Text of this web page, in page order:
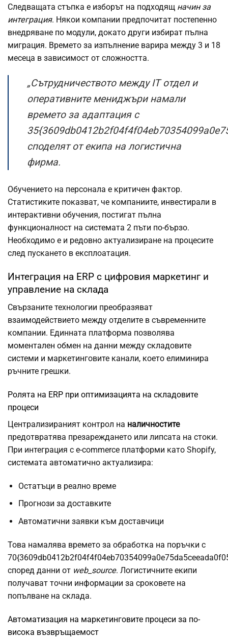
Следващата стъпка е изборът на подходящ начин за
интеграция. Някои компании предпочитат постепенно
внедряване по модули, докато други избират пълна
миграция. Времето за изпълнение варира между 3 и 18
месеца в зависимост от сложността.
„Сътрудничеството между IT отдел и
оперативните мениджъри намали
времето за адаптация с
споделят от екипа на логистична
фирма.
Обучението на персонала е критичен фактор.
Статистиките показват, че компаниите, инвестирали в
интерактивни обучения, постигат пълна
функционалност на системата 2 пъти по-бързо.
Необходимо е и редовно актуализиране на процесите
след пускането в експлоатация.
Интеграция на ERP с цифровия маркетинг и
управление на склада
Свързаните технологии преобразяват
взаимодействието между отделите в съвременните
компании. Единната платформа позволява
моментален обмен на данни между складовите
системи и маркетинговите канали, което елиминира
ръчните грешки.
Ролята на ERP при оптимизацията на складовите
процеси
Централизираният контрол на наличностите
предотвратява презареждането или липсата на стоки.
При интеграция с e-commerce платформи като Shopify,
системата автоматично актуализира:
Остатъци в реално време
Прогнози за доставките
Автоматични заявки към доставчици
Това намалява времето за обработка на поръчки с
според данни от web_source. Логистичните екипи
получават точни информации за сроковете на
попълване на склада.
Автоматизация на маркетинговите процеси за по-
висока възвръщаемост